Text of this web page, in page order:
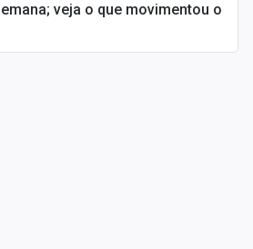
veja o que movimentou o